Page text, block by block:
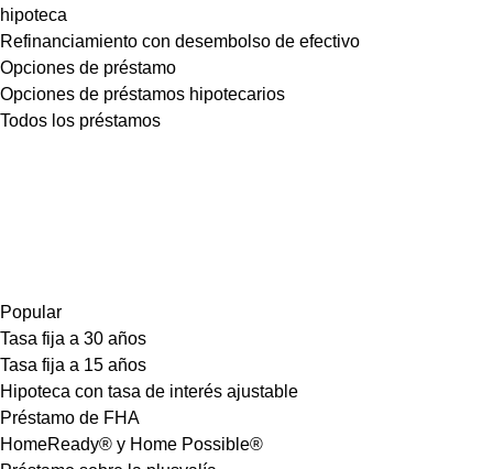
hipoteca
Refinanciamiento con desembolso de efectivo
Opciones de préstamo
Opciones de préstamos hipotecarios
Todos los préstamos
Popular
Tasa fija a 30 años
Tasa fija a 15 años
Hipoteca con tasa de interés ajustable
Préstamo de FHA
HomeReady® y Home Possible®